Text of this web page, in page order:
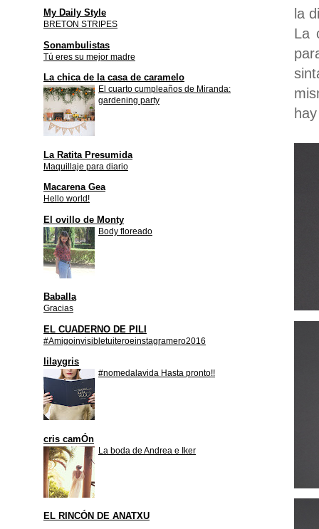
la
La
My Daily Style
BRETON STRIPES
Sonambulistas
Tú eres su mejor madre
La chica de la casa de caramelo
El cuarto cumpleaños de Miranda:
gardening party
La Ratita Presumida
Maquillaje para diario
Macarena Gea
Hello world!
El ovillo de Monty
Body floreado
Baballa
Gracias
EL CUADERNO DE PILI
#Amigoinvisibletuiteroeinstagramero2016
lilaygris
#nomedalavida Hasta pronto!!
cris camÓn
La boda de Andrea e Iker
EL RINCÓN DE ANATXU